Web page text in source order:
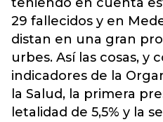
29 fallecidos y en
distan en una gran
urbes. Así las cosas, y
indicadores de la
la Salud, la primera
letalidad de 5,5% y la